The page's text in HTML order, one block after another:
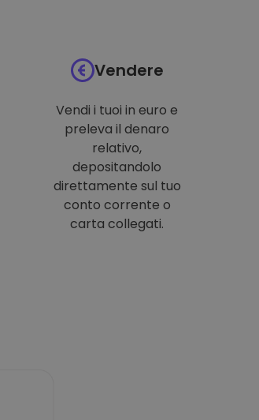
Vendere
Vendi i tuoi in euro e
preleva il denaro
relativo,
depositandolo
direttamente sul tuo
conto corrente o
carta collegati.